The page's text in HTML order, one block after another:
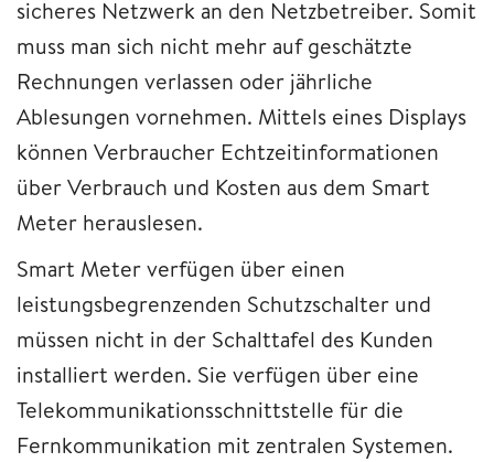
sicheres Netzwerk an den Netzbetreiber. Somit
muss man sich nicht mehr auf geschätzte
Rechnungen verlassen oder jährliche
Ablesungen vornehmen. Mittels eines Displays
können Verbraucher Echtzeitinformationen
über Verbrauch und Kosten aus dem Smart
Meter herauslesen.
Smart Meter verfügen über einen
leistungsbegrenzenden Schutzschalter und
müssen nicht in der Schalttafel des Kunden
installiert werden. Sie verfügen über eine
Telekommunikationsschnittstelle für die
Fernkommunikation mit zentralen Systemen.